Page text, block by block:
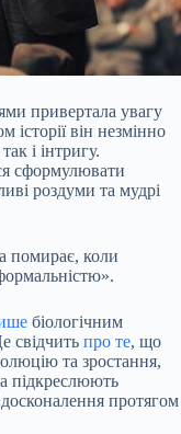
привертала увагу
він незмінно
і інтригу.
сформулювати
роздуми та мудрі
помирає, коли
біологічним
свідчить про те, що
та зростання,
підкреслюють
протягом